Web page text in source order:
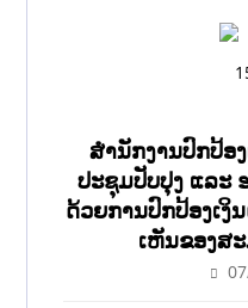
ສໍານັກງານປົກປ້ອ
ປະຊຸມປັບປຸງ ແລະ
ດ້ວຍການປົກປ້ອງເງິ
ເຫັນຂອງສ